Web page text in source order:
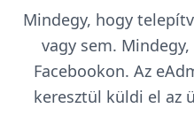
Mindegy, hogy
vagy sem.
Facebookon. Az
keresztül küldi el az